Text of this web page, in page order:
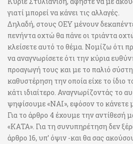
γιατί μπορεί να κάνει τις αλλαγές.
Δηλαδή, στους ΟΕΥ μένουν
πενήντα οχτώ θα πάνε οι τριάντα
κλείσετε αυτό το θέμα. Νομίζω ότι
να αναγνωρίσετε ότι την κύρια
προαγωγή τους και με το παλιό
καθυστέρηση την οποία είχε το ίδιο
κάτι ιδιαίτερο. Αναγνωρίζοντάς το
ψηφίσουμε «ΝΑΙ», εφόσον το κάνετε
Για το άρθρο 4 έχουμε την αντίθεσή
«ΚΑΤΑ». Για τη συνυπηρέτηση δεν
άρθρο 16, υπ’ όψιν -και θα σας